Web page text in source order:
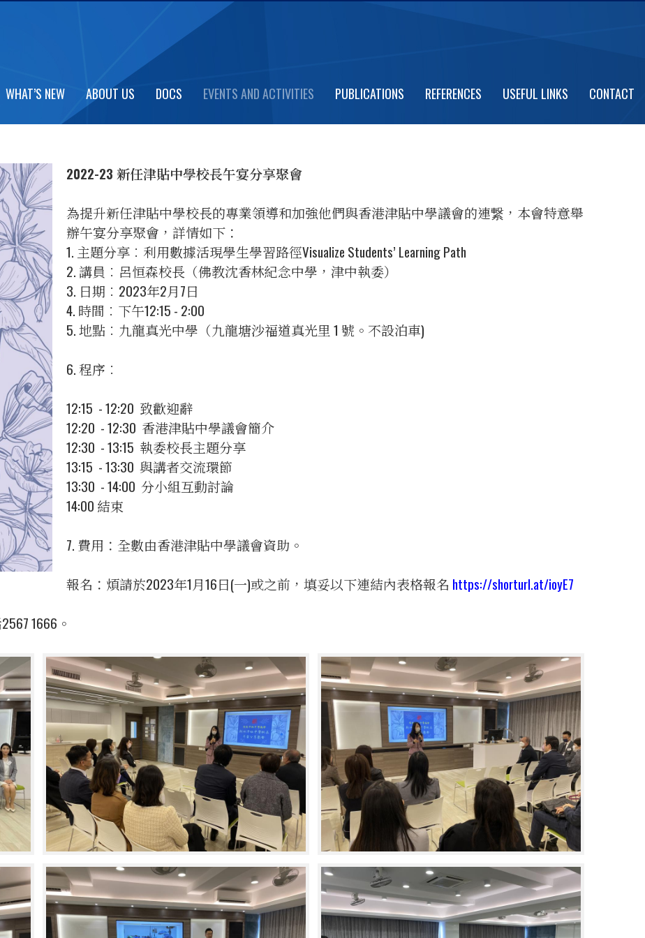
WHAT’S NEW ABOUT US DOCS EVENTS AND ACTIVITIES PUBLICATIONS REFERENCES USEFUL LINKS CONTACT
LUNCHEON (2022-23)
2022-23 新任津貼中學校長午宴分享聚會
為提升新任津貼中學校長的專業領導和加強他們與香港津貼中學議會的連繋，本會特意舉
辦午宴分享聚會，詳情如下：
1. 主題分享︰利用數據活現學生學習路徑Visualize Students’ Learning Path
2. 講員︰呂恒森校長（佛教沈香林紀念中學，津中執委）
3. 日期︰2023年2月7日
4. 時間︰下午12:15 - 2:00
5. 地點︰九龍真光中學（九龍塘沙福道真光里 1 號。不設泊車)
6. 程序︰
12:15 - 12:20 致歡迎辭
12:20 - 12:30 香港津貼中學議會簡介
12:30 - 13:15 執委校長主題分享
13:15 - 13:30 與講者交流環節
13:30 - 14:00 分小組互動討論
14:00 結束
7. 費用：全數由香港津貼中學議會資助。
報名：煩請於2023年1月16日(一)或之前，填妥以下連結內表格報名 https://shorturl.at/ioyE7
1666。